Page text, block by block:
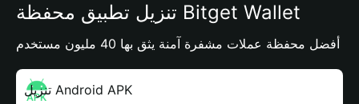
تنزيل تطبيق محفظة Bitget Wallet
أفضل محفظة عملات مشفرة آمنة يثق بها 40 مليون مستخدم
تنزيل Android APK